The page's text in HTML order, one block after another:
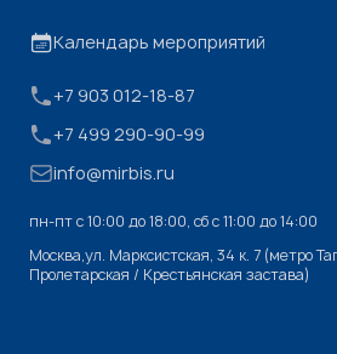
Календарь мероприятий
+7 903 012-18-87
+7 499 290-90-99
info@mirbis.ru
пн-пт с 10:00 до 18:00, cб с 11:00 до 14:00
Москва,ул. Марксистская, 34 к. 7 (метро
Пролетарская / Крестьянская застава)